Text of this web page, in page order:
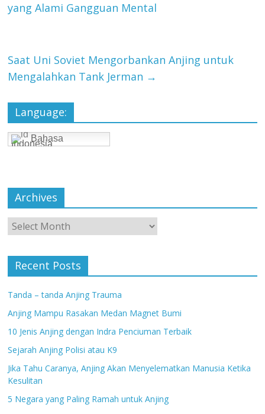
yang Alami Gangguan Mental
Saat Uni Soviet Mengorbankan Anjing untuk
Mengalahkan Tank Jerman →
Language:
Bahasa
Indonesia
Archives
Archives
Recent Posts
Tanda – tanda Anjing Trauma
Anjing Mampu Rasakan Medan Magnet Bumi
10 Jenis Anjing dengan Indra Penciuman Terbaik
Sejarah Anjing Polisi atau K9
Jika Tahu Caranya, Anjing Akan Menyelematkan Manusia Ketika
Kesulitan
5 Negara yang Paling Ramah untuk Anjing